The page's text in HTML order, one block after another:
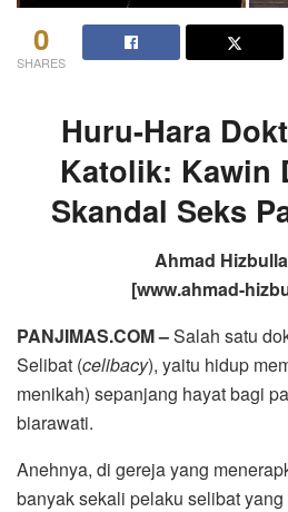
0
SHARES
Huru-Hara
Katolik: Kawin
Skandal Seks
Ahmad
[www.ahmad-
PANJIMAS.COM –Salah satu
Selibat (celibacy), yaitu hidup
menikah) sepanjang hayat bagi
biarawati.
Anehnya, di gereja yang
banyak sekali pelaku selibat